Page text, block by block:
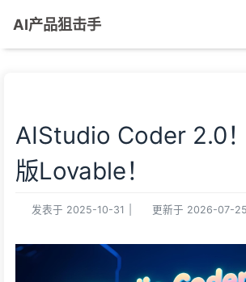
AI产品狙击手
AIStudio Coder 2.0
版Lovable！
发表于 2025-10-31 更新于 2026-07-25